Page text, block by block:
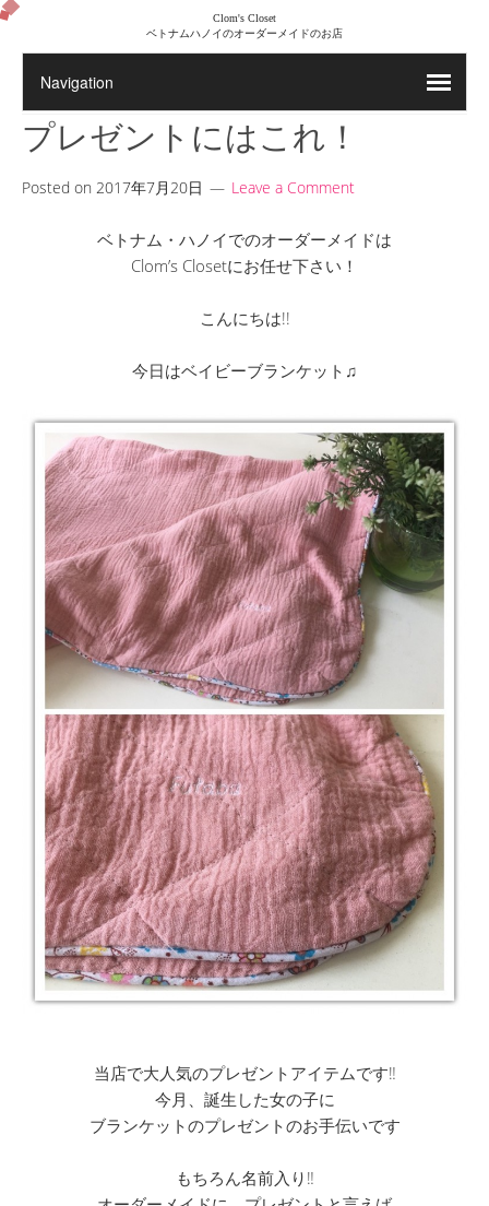
Clom's Closet
ベトナムハノイのオーダーメイドのお店
プレゼントにはこれ！
Posted on 2017年7月20日 Leave a Comment
ベトナム・ハノイでのオーダーメイドは
Clom’s Closetにお任せ下さい！
こんにちは!!
今日はベイビーブランケット♫
当店で大人気のプレゼントアイテムです‼
今月、誕生した女の子に
ブランケットのプレゼントのお手伝いです
もちろん名前入り‼